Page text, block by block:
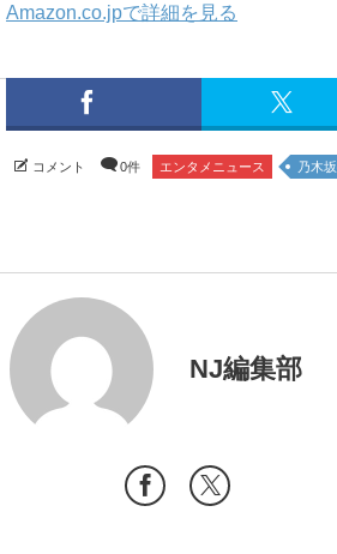
Amazon.co.jpで詳細を見る
コメント 0件 エンタメニュース 乃木
NJ編集部